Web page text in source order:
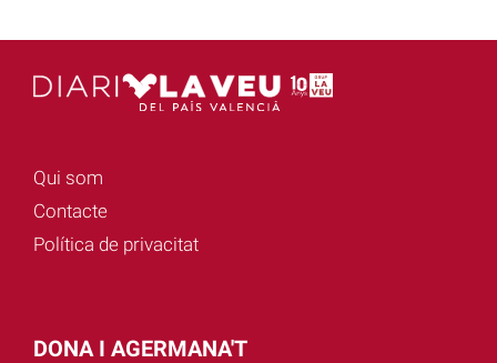
Qui som
Contacte
Política de privacitat
DONA I AGERMANA'T